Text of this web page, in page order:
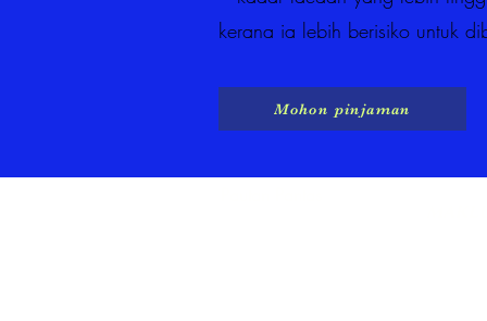
kerana ia lebih berisiko untuk
Mohon pinjaman